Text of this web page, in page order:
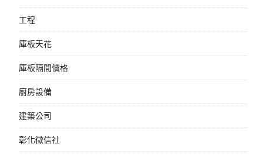
工程
庫板天花
庫板隔間價格
廚房設備
建築公司
彰化徵信社